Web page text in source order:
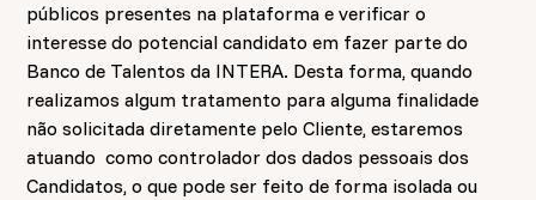
públicos presentes na plataforma e verificar o
interesse do potencial candidato em fazer parte do
Banco de Talentos da INTERA. Desta forma, quando
realizamos algum tratamento para alguma finalidade
não solicitada diretamente pelo Cliente, estaremos
atuando como controlador dos dados pessoais dos
Candidatos, o que pode ser feito de forma isolada ou